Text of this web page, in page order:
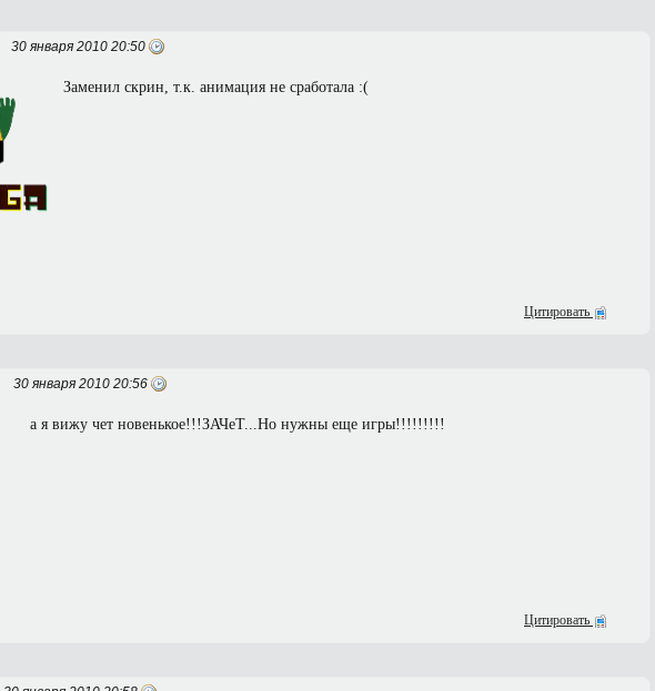
30 января 2010 20:50
Заменил скрин, т.к. анимация не сработала :(
Цитировать
30 января 2010 20:56
а я вижу чет новенькое!!!ЗАЧеТ...Но нужны еще игры!!!!!!!!!
Цитировать